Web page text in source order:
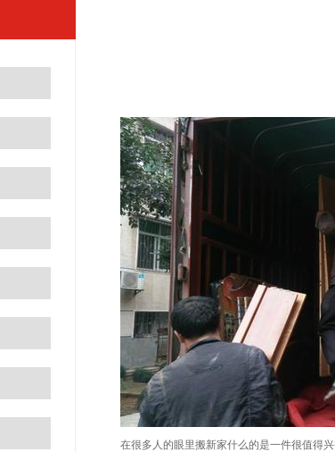
在很多人的眼里搬新家什么的是一件很值得